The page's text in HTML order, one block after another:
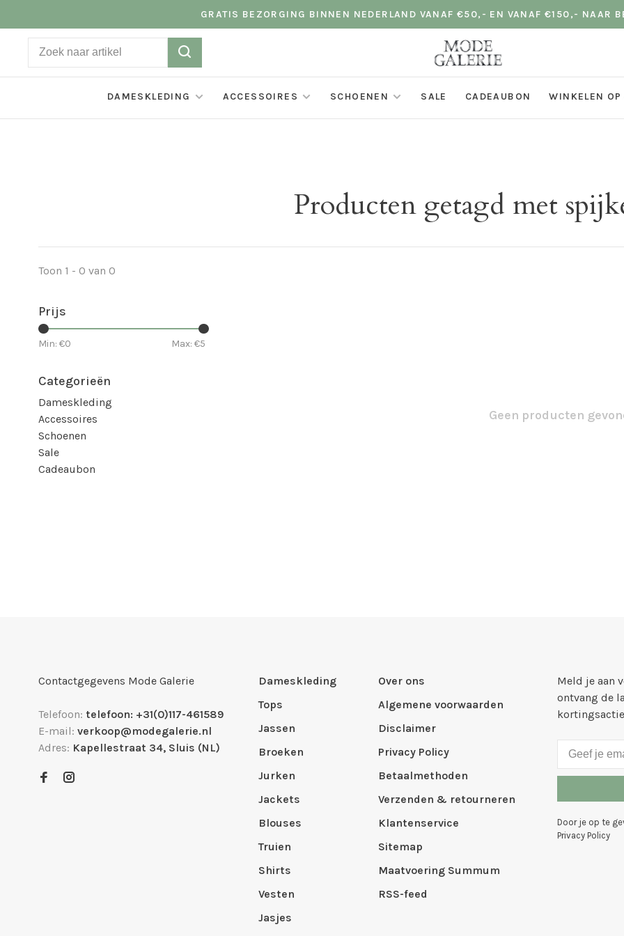
GRATIS BEZORGING BINNEN NEDERLAND VANAF €50,- EN VANAF €150,- NAAR
DAMESKLEDING ACCESSOIRES SCHOENEN SALE CADEAUBON WINKELEN
Producten getagd met
Toon 1 - 0 van 0
Prijs
Min: €0 Max: €5
Categorieën
Dameskleding
Accessoires
Schoenen
Sale
Cadeaubon
Geen producten
Contactgegevens Mode Galerie
Telefoon: telefoon: +31(0)117-461589
E-mail: verkoop@modegalerie.nl
Adres: Kapellestraat 34, Sluis (NL)
Dameskleding
Tops
Jassen
Broeken
Jurken
Jackets
Blouses
Truien
Shirts
Vesten
Jasjes
Over ons
Algemene voorwaarden
Disclaimer
Privacy Policy
Betaalmethoden
Verzenden & retourneren
Klantenservice
Sitemap
Maatvoering Summum
RSS-feed
Meld je aan
ontvang de
Door je op te
Privacy Policy